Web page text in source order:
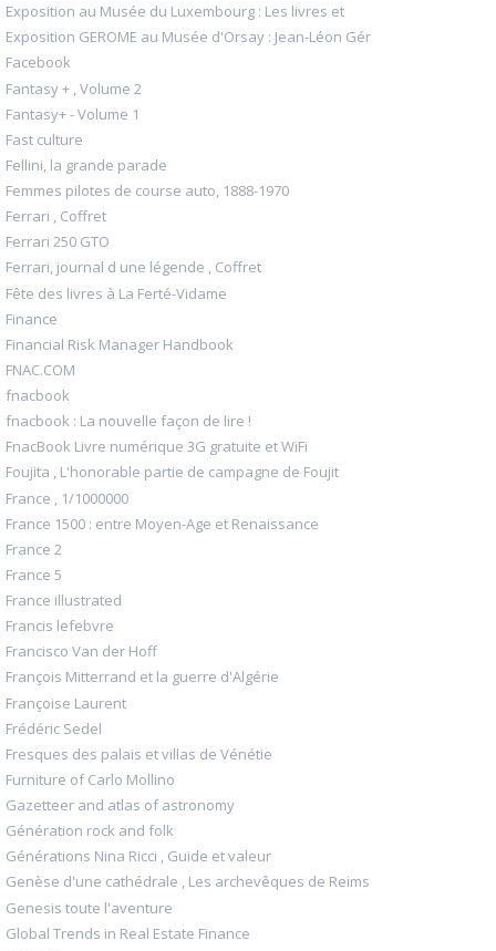
Exposition au Musée du Luxembourg : Les livres et
Exposition GEROME au Musée d'Orsay : Jean-Léon Gér
Facebook
Fantasy + , Volume 2
Fantasy+ - Volume 1
Fast culture
Fellini, la grande parade
Femmes pilotes de course auto, 1888-1970
Ferrari , Coffret
Ferrari 250 GTO
Ferrari, journal d une légende , Coffret
Fête des livres à La Ferté-Vidame
Finance
Financial Risk Manager Handbook
FNAC.COM
fnacbook
fnacbook : La nouvelle façon de lire !
FnacBook Livre numérique 3G gratuite et WiFi
Foujita , L'honorable partie de campagne de Foujit
France , 1/1000000
France 1500 : entre Moyen-Age et Renaissance
France 2
France 5
France illustrated
Francis lefebvre
Francisco Van der Hoff
François Mitterrand et la guerre d'Algérie
Françoise Laurent
Frédéric Sedel
Fresques des palais et villas de Vénétie
Furniture of Carlo Mollino
Gazetteer and atlas of astronomy
Génération rock and folk
Générations Nina Ricci , Guide et valeur
Genèse d'une cathédrale , Les archevêques de Reims
Genesis toute l'aventure
Global Trends in Real Estate Finance